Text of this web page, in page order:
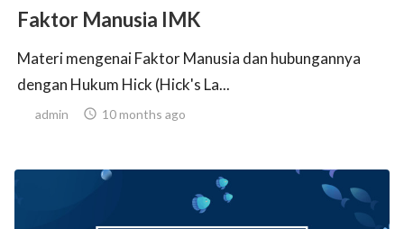
Faktor Manusia IMK
Materi mengenai Faktor Manusia dan hubungannya
dengan Hukum Hick (Hick's La...
admin  10 months ago